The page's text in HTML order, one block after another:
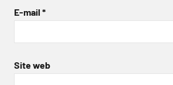
E-mail *
Site web